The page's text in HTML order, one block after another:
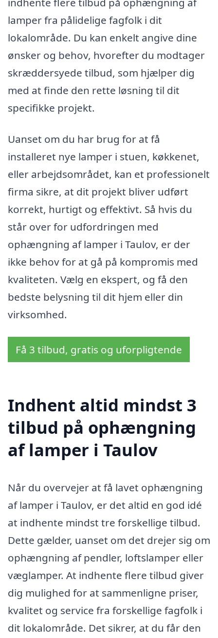
lamper fra pålidelige fagfolk i dit
lokalområde. Du kan enkelt angive dine
ønsker og behov, hvorefter du modtager
skræddersyede tilbud, som hjælper dig
med at finde den rette løsning til dit
specifikke projekt.
Uanset om du har brug for at få
installeret nye lamper i stuen, køkkenet,
eller arbejdsområdet, kan et professionelt
firma sikre, at dit projekt bliver udført
korrekt, hurtigt og effektivt. Så hvis du
står over for udfordringen med
ophængning af lamper i Taulov, er der
ikke behov for at gå på kompromis med
kvaliteten. Vælg en ekspert, og få den
bedste belysning til dit hjem eller din
virksomhed.
Få 3 tilbud, gratis og uforpligtende
Indhent altid mindst 3
tilbud på ophængning
af lamper i Taulov
Når du overvejer at få lavet ophængning
af lamper i Taulov, er det altid en god idé
at indhente mindst tre forskellige tilbud.
Dette gælder, uanset om det drejer sig om
ophængning af pendler, loftslamper eller
væglamper. At indhente flere tilbud giver
dig mulighed for at sammenligne priser,
kvalitet og service fra forskellige fagfolk i
dit lokalområde. Det sikrer, at du får den